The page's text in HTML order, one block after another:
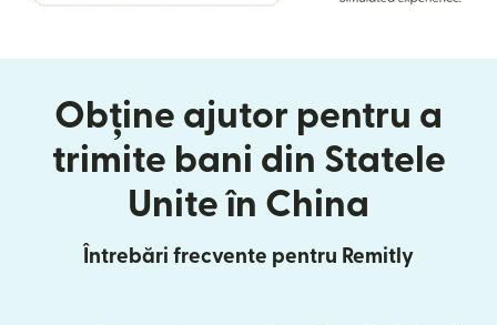
Obține ajutor pentru a
trimite bani din Statele
Unite în China
Întrebări frecvente pentru Remitly